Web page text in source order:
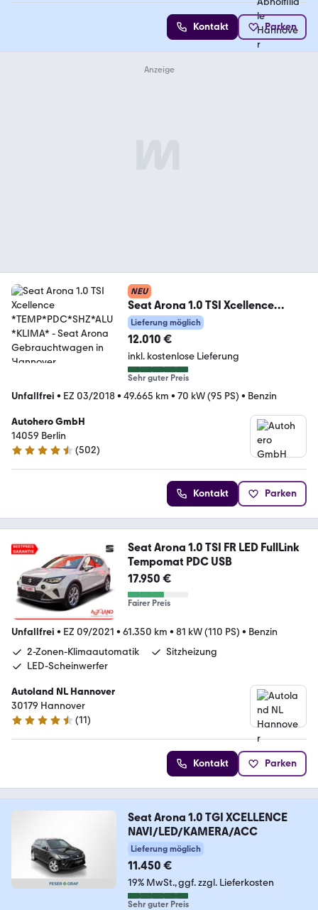
Kontakt Parken
NEU
Seat Arona 1.0 TSI Xcellence
*TEMP*PDC*SHZ*ALU*KLIMA*
Lieferung möglich
12.010 €
inkl. kostenlose Lieferung
Sehr guter Preis
Unfallfrei • EZ 03/2018• 49.665 km • 70 kW (95 PS) • Benzin
Autohero GmbH
14059 Berlin
4.5 Sterne
(502)
Kontakt Parken
Seat Arona 1.0 TSI FR LED FullLink
Tempomat PDC USB
17.950 €
Fairer Preis
Unfallfrei • EZ 09/2021 • 61.350 km • 81 kW (110 PS) • Benzin
2-Zonen-Klimaautomatik
Sitzheizung
LED-Scheinwerfer
Autoland NL Hannover
30179 Hannover
4.7 Sterne
(11)
Kontakt Parken
Seat Arona 1.0 TGI XCELLENCE
NAVI/LED/KAMERA/ACC
Lieferung möglich
11.450 €
19% MwSt. ggf. zzgl. Lieferkosten
Sehr guter Preis